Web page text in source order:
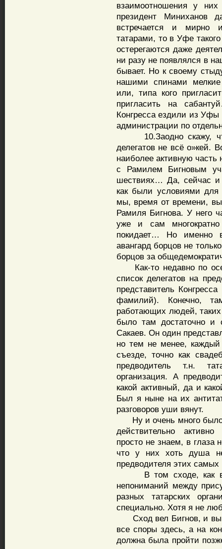
взаимоотношения у
президент Миниханов
встречается и мирно
татарами, то в Уфе
остерегаются даже
ни разу не появлялся в
бывает. Но к своему
нашими спинами
или, типа кого
пригласить на
Конгресса ездили из Уфы
администрации по
10.Заодно скажу,
делегатов не всё о»кей.
наиболее активную
с Рамилем Бигновым
шествиях… Да, сейчас и
как были условиями для
мы, время от времени,
Рамиля Бигнова. У него
уже и сам
покидает… Но именно
авангард борцов не
борцов за
Как-то недавно по
список делегатов на
представитель
фамилий). Конечно,
работающих людей,
было там достаточно
Сакаев. Он один
но тем не менее,
съезде, точно как
предводитель т.н.
организация. А
какой активный, да и
Был я ныне на их
разговоров уши вянут.
Ну и очень много было
действительно
просто не знаем, в глаза
что у них хоть душа не
предводителя этих самых
В том сходе, как
непониманий между
разных татарских
специально. Хотя я не
Сход вел Бигнов, и
все споры здесь, а на
должна была пройти